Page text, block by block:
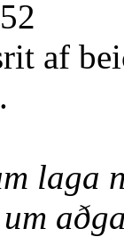
af
laga